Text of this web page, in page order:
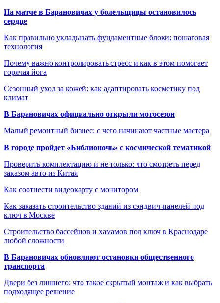
На матче в Барановичах у болельщицы остановилось
сердце
Как правильно укладывать фундаментные блоки: пошаговая
технология
Почему важно контролировать стресс и как в этом помогает
горячая йога
Сезонный уход за кожей: как адаптировать косметику под
климат
В Барановичах официально открыли мотосезон
Малый ремонтный бизнес: с чего начинают частные мастера
В городе пройдет «Библионочь» с космической тематикой
Проверить комплектацию и не только: что смотреть перед
заказом авто из Китая
Как соотнести видеокарту с монитором
Как заказать строительство зданий из сэндвич-панелей под
ключ в Москве
Строительство бассейнов и хамамов под ключ в Краснодаре
любой сложности
В Барановичах обновляют остановки общественного
транспорта
Двери без лишнего: что такое скрытый монтаж и как выбрать
подходящее решение